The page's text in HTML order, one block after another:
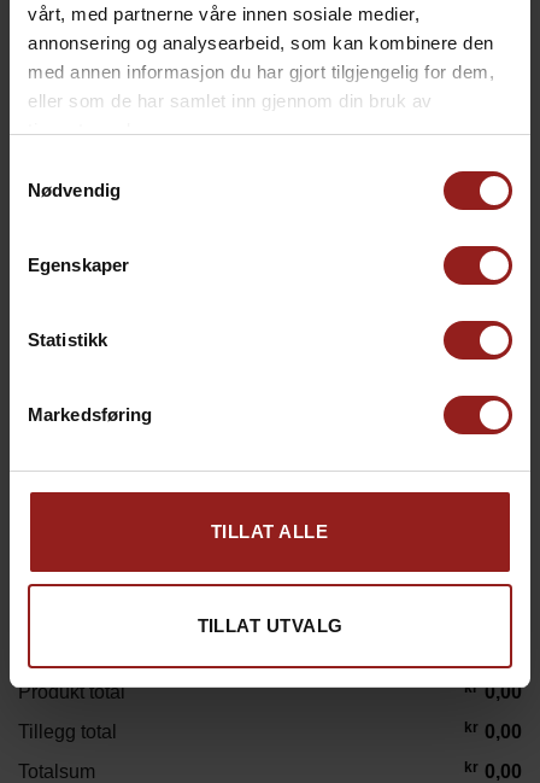
vårt, med partnerne våre innen sosiale medier,
annonsering og analysearbeid, som kan kombinere den
med annen informasjon du har gjort tilgjengelig for dem,
eller som de har samlet inn gjennom din bruk av
tjenestene deres.
Nødvendig
Egenskaper
Statistikk
Markedsføring
TILLAT ALLE
TILLAT UTVALG
Julekort C +kr 15,00
Produkt total kr 0,00
Tillegg total
kr 0,00
Totalsum
kr 0,00